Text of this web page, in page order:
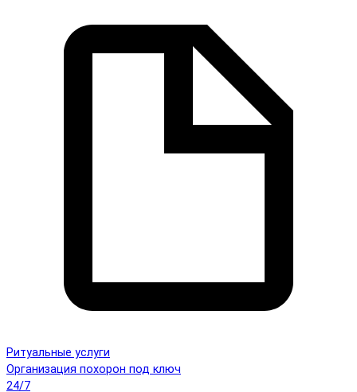
Ритуальные услуги
Организация похорон под ключ
24/7